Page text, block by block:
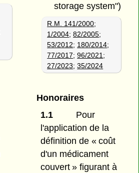
storage system")
R.M. 141/2000;
1/2004;82/2005;
53/2012; 180/2014;
77/2017;96/2021;
27/2023;35/2024
Honoraires
1.1
Pour
l'application de la
définition de « coût
d'un médicament
couvert » figurant à